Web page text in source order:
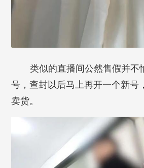
类似的直播间公然售假并不
号，查封以后马上再开一个新号
卖货。